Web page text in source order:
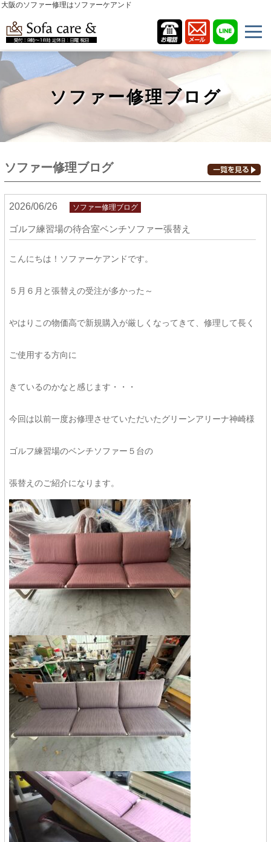
大阪のソファー修理はソファーケアンド
ソファー修理ブログ
ソファー修理ブログ
2026/06/26 ソファー修理ブログ
ゴルフ練習場の待合室ベンチソファー張替え
こんにちは！ソファーケアンドです。
５月６月と張替えの受注が多かった～
やはりこの物価高で新規購入が厳しくなってきて、修理して長く
ご使用する方向に
きているのかなと感じます・・・
今回は以前一度お修理させていただいたグリーンアリーナ神崎様
ゴルフ練習場のベンチソファー５台の
張替えのご紹介になります。